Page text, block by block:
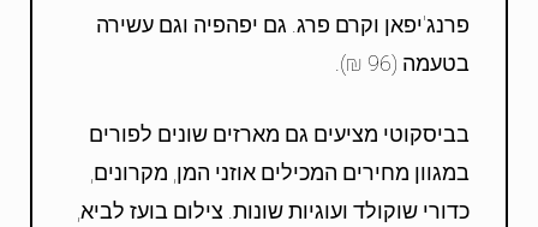
פרנג'יפאן וקרם פרג. גם יפהפיה וגם עשירה
בטעמה (96 ₪).
בביסקוטי מציעים גם מארזים שונים לפורים
במגוון מחירים המכילים אוזני המן, מקרונים,
כדורי שוקולד ועוגיות שונות. צילום בועז לביא,